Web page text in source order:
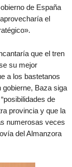
de España
el
que el tren
su mejor
a los bastetanos
gobierne, Baza siga
de
provincia y que la
numerosas veces
del Almanzora